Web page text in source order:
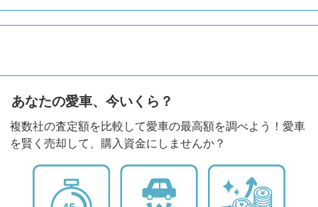
あなたの愛車、今いくら？
複数社の査定額を比較して愛車の最高額を調べよう！愛車
を賢く売却して、購入資金にしませんか？